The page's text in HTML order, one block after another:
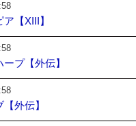
【XIII】
プ【外伝】
外伝】